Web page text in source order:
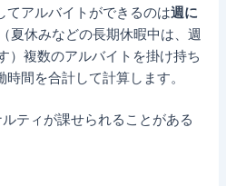
てアルバイトができるのは週に
夏休みなどの長期休暇中は、週
）複数のアルバイトを掛け持ち
間を合計して計算します。
ティが課せられることがある